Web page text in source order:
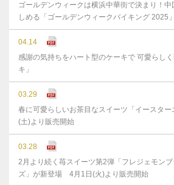
ゴールデンウィークは横浜中華街で決まり！
しめる「ゴールデンウィークバイキング 2025
04.14
感謝の気持ちをハート型のケーキで 可愛らし
キ」
03.29
春に可愛らしいお茶目なスイーツ「イースタ
(土)より販売開始
03.28
2月より続く苺スイーツ第2弾「フレジェモン
ズ」が新登場 4月1日(火)より販売開始